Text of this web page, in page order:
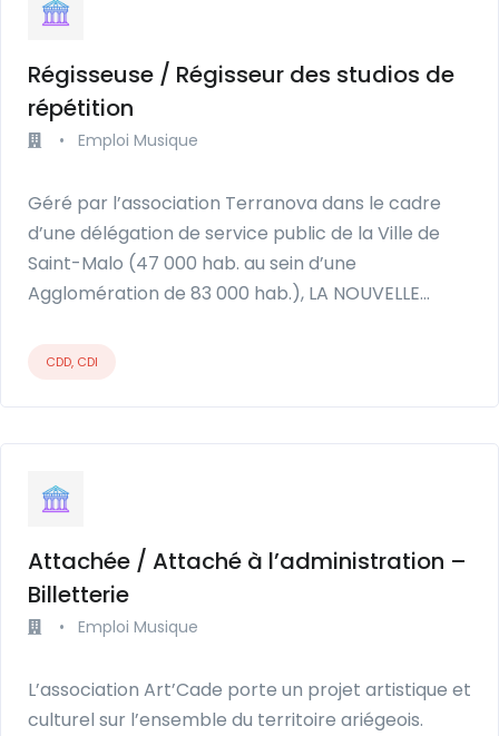
Régisseuse / Régisseur des studios de
répétition
• Emploi Musique
Géré par l’association Terranova dans le cadre
d’une délégation de service public de la Ville de
Saint-Malo (47 000 hab. au sein d’une
Agglomération de 83 000 hab.), LA NOUVELLE…
CDD, CDI
Attachée / Attaché à l’administration –
Billetterie
• Emploi Musique
L’association Art’Cade porte un projet artistique et
culturel sur l’ensemble du territoire ariégeois.